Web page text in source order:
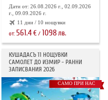
Дати от: 26.08.2026 г., 02.09.2026
г., 09.09.2026 г.
11 дни / 10 нощувки
от:561.4€ / 1098лв.
КУШАДАСЪ 11 НОЩУВКИ
САМОЛЕТ ДО ИЗМИР - РАННИ
ЗАПИСВАНИЯ 2026
САМО ПРИ НАС